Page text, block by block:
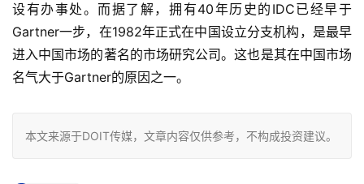
设有办事处。而据了解，拥有40年历史的IDC已经早于
Gartner一步，在1982年正式在中国设立分支机构，是最早
进入中国市场的著名的市场研究公司。这也是其在中国市场
名气大于Gartner的原因之一。
本文来源于DOIT传媒，文章内容仅供参考，不构成投资建议。